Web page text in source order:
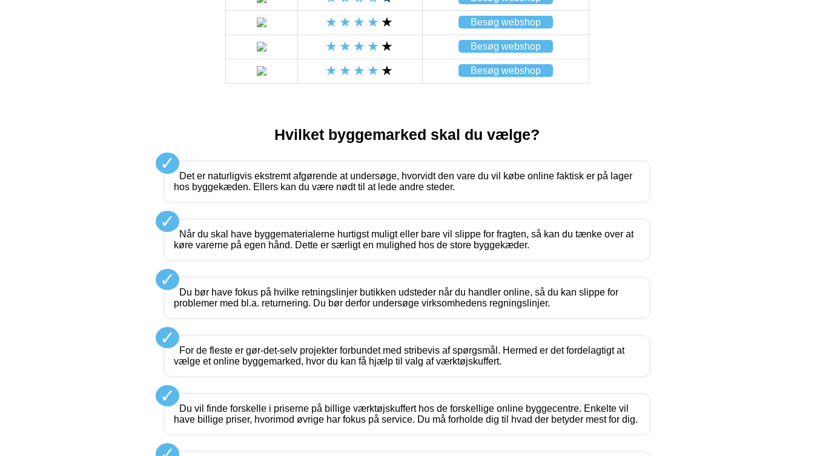
Besøg webshop
Besøg webshop
Besøg webshop
Hvilket byggemarked skal du vælge?
✓
Det er naturligvis ekstremt afgørende at undersøge, hvorvidt den vare du vil købe online faktisk er på lager
hos byggekæden. Ellers kan du være nødt til at lede andre steder.
✓
Når du skal have byggematerialerne hurtigst muligt eller bare vil slippe for fragten, så kan du tænke over at
køre varerne på egen hånd. Dette er særligt en mulighed hos de store byggekæder.
✓
Du bør have fokus på hvilke retningslinjer butikken udsteder når du handler online, så du kan slippe for
problemer med bl.a. returnering. Du bør derfor undersøge virksomhedens regningslinjer.
✓
For de fleste er gør-det-selv projekter forbundet med stribevis af spørgsmål. Hermed er det fordelagtigt at
vælge et online byggemarked, hvor du kan få hjælp til valg af værktøjskuffert.
✓
Du vil finde forskelle i priserne på billige værktøjskuffert hos de forskellige online byggecentre. Enkelte vil
have billige priser, hvorimod øvrige har fokus på service. Du må forholde dig til hvad der betyder mest for dig.